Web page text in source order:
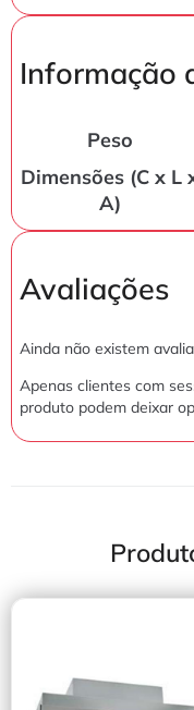
Informação
Peso
Dimensões (C x L
A)
Avaliações
Ainda não existem
Apenas clientes com
produto podem deixar